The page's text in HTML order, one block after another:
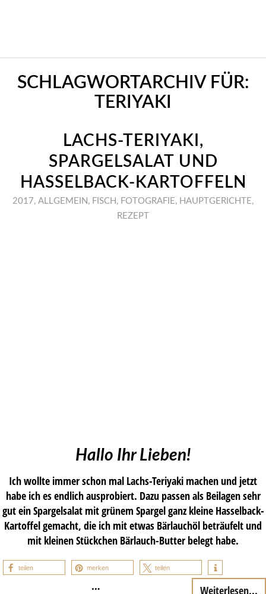
SCHLAGWORTARCHIV FÜR:
TERIYAKI
LACHS-TERIYAKI,
SPARGELSALAT UND
HASSELBACK-KARTOFFELN
2017, ALLGEMEIN , FISCH , FOTOGRAFIE, HAUPTGERICHTE,
REZEPT
Hallo Ihr Lieben!
Ich wollte immer schon mal Lachs-Teriyaki machen und jetzt
habe ich es endlich ausprobiert. Dazu passen als Beilagen sehr
gut ein Spargelsalat mit grünem Spargel ganz kleine Hasselback-
Kartoffel gemacht, die ich mit etwas Bärlauchöl beträufelt und
mit kleinen Stückchen Bärlauch-Butter belegt habe.
teilen merken teilen
… Weiterlesen...